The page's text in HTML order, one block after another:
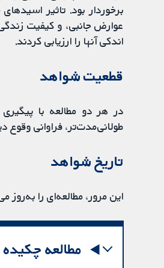
اندکی آنها را ارزیابی کردند.
قطعیت شواهد
در هر دو مطالعه با
طولانی‌مدت‌تر، فراوانی
تاریخ شواهد
این مرور، مطالعه‌ای را به‌روز می‌کند که ابتدا در سال 2019 انجام
مطالعه